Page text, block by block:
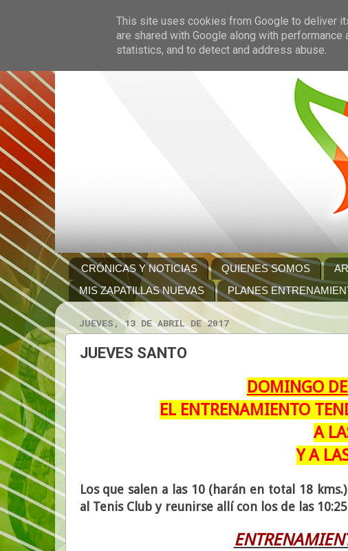
CRÓNICAS Y NOTICIAS QUIENES SOMOS
MIS ZAPATILLAS NUEVAS
PLANES
JUEVES, 13 DE ABRIL DE 2017
JUEVES SANTO
DOMINGO
EL ENTRENAMIENTO
A
Y A
Los que salen a las 10 (harán en total 18
al Tenis Club y reunirse allí con los de las
This site uses cookies from Google to deliver
are shared with Google along with
statistics, and to detect and address abuse.